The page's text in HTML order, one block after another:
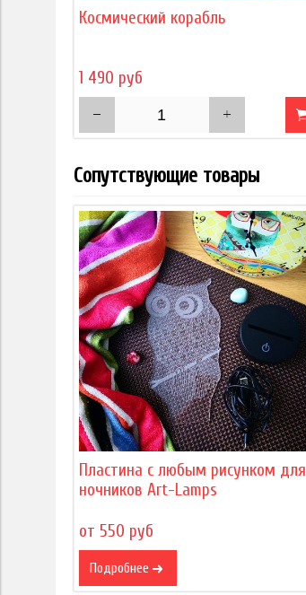
Космический корабль
1 490 руб
Сопутствующие товары
Пластина с любым рисунком для
ночников Art-Lamps
от 550 руб
Подробнее